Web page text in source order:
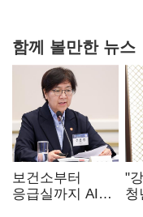
함께 볼만한 뉴스
보건소부터
응급실까지 AI
"
청